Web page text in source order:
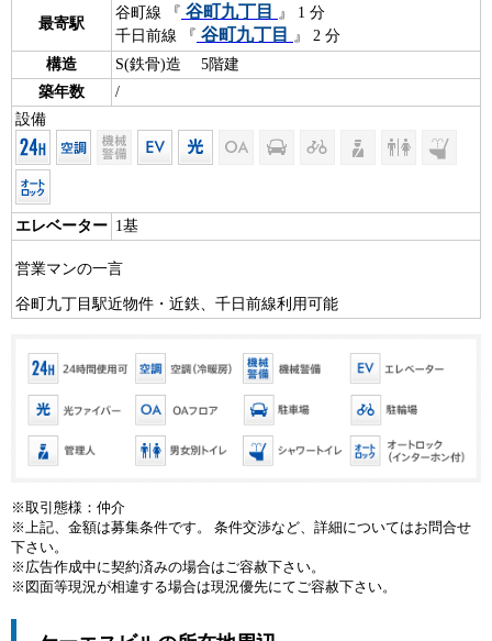
最寄駅
谷町線 『 谷町九丁目
』 1 分
千日前線 『 谷町九丁目
』 2 分
構造
S(鉄骨)造 5階建
築年数
/
設備
エレベーター 1基
営業マンの一言
谷町九丁目駅近物件・近鉄、千日前線利用可能
※取引態様：仲介
※上記、金額は募集条件です。 条件交渉など、詳細についてはお問合せ
下さい。
※広告作成中に契約済みの場合はご容赦下さい。
※図面等現況が相違する場合は現況優先にてご容赦下さい。